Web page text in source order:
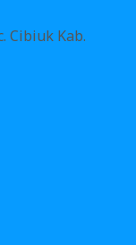
Cibiuk Kab.